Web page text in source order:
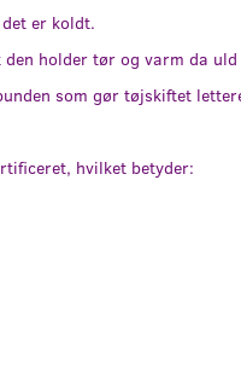
er koldt.
den holder tør og varm da
som gør tøjskiftet
hvilket betyder: